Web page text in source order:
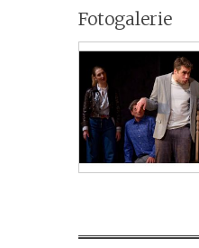
Fotogalerie